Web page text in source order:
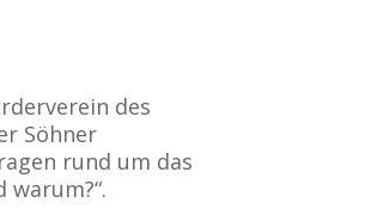
des
Söhner
rund um das